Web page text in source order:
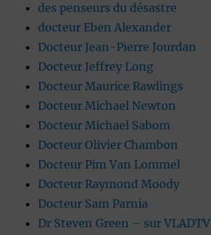
des penseurs du désastre
docteur Eben Alexander
Docteur Jean-Pierre Jourdan
Docteur Jeffrey Long
Docteur Maurice Rawlings
Docteur Michael Newton
Docteur Michael Sabom
Docteur Olivier Chambon
Docteur Pim Van Lommel
Docteur Raymond Moody
Docteur Sam Parnia
Dr Steven Green – sur VLADTV